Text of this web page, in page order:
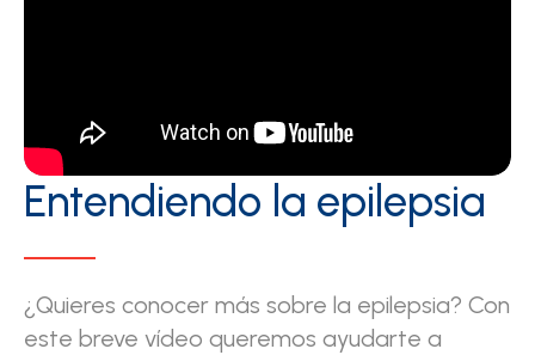
Entendiendo la epilepsia
¿Quieres conocer más sobre la epilepsia? Con
este breve vídeo queremos ayudarte a